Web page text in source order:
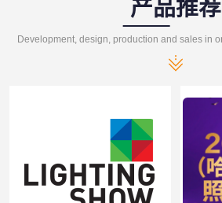
产品推荐